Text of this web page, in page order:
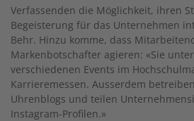
Verfassenden die Möglichkeit, ihren
Begeisterung für das Unternehmen
Behr. Hinzu komme, dass
Markenbotschafter agieren: «Sie
verschiedenen Events im
Karrieremessen. Ausserdem
Uhrenblogs und teilen
Instagram-Profilen.»